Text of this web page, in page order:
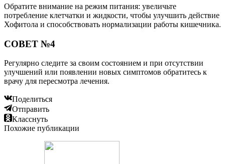
Обратите внимание на режим питания: увеличьте
потребление клетчатки и жидкости, чтобы улучшить действие
Хофитола и способствовать нормализации работы кишечника.
СОВЕТ №4
Регулярно следите за своим состоянием и при отсутствии
улучшений или появлении новых симптомов обратитесь к
врачу для пересмотра лечения.
Поделиться
Отправить
Класснуть
Похожие публикации